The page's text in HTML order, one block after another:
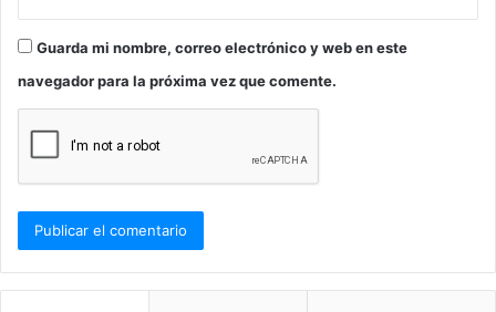
Guarda mi nombre, correo electrónico y web en este
navegador para la próxima vez que comente.